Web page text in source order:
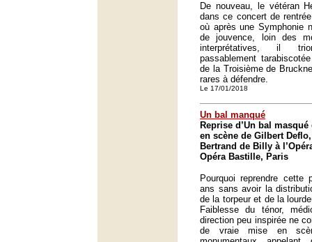
De nouveau, le vétéran
dans ce concert de
où après une Symphonie
de jouvence, loin des
interprétatives, il
passablement
de la Troisième de
rares à défendre.
Le 17/01/2018
Un bal manqué
Reprise d’Un bal
en scène de Gilbert
Bertrand de Billy à
Opéra Bastille, Paris
Pourquoi reprendre cette
ans sans avoir la
de la torpeur et de la
Faiblesse du ténor,
direction peu inspirée ne
de vraie mise en